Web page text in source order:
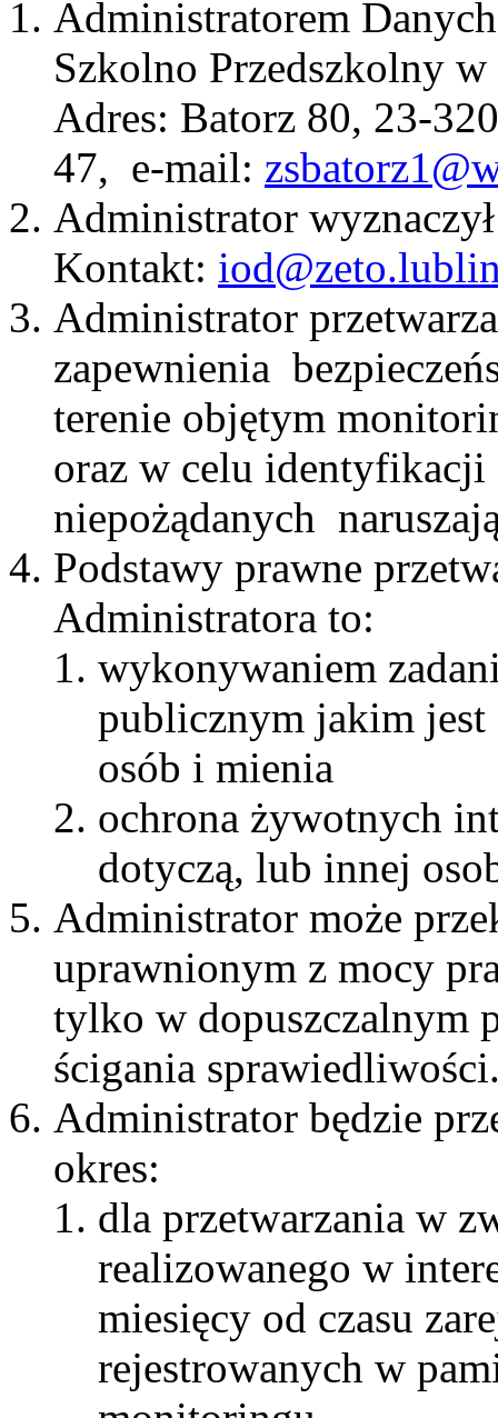
Administratorem
Szkolno Przedszkolny
Adres: Batorz 80, 23-
47, e-mail:
Administrator
Kontakt:
Administrator
zapewnienia
terenie objętym
oraz w celu
niepożądanych
Podstawy prawne
Administratora to:
wykonywaniem
publicznym jakim jest
osób i mienia
ochrona żywotnych
dotyczą, lub innej
Administrator może
uprawnionym z mocy
tylko w dopuszczalnym
ścigania
Administrator będzie
okres:
dla przetwarzania w
realizowanego w
miesięcy od czasu
rejestrowanych w